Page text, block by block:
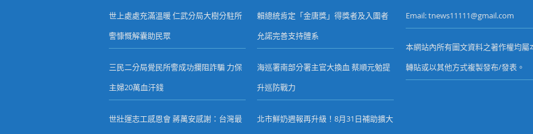
世上處處充滿溫暖 仁武分局大樹分駐所
警慷慨解囊助民眾
三民二分局覺民所警成功攔阻詐騙 力保
主婦20萬血汗錢
世壯運志工感恩會 蔣萬安感謝：台灣最
賴總統肯定「金唐獎」得獎者及入圍者
允諾完善支持體系
海巡署南部分署主官大換血 蔡順元勉提
升巡防戰力
北市鮮奶週報再升級！8月31日補助擴大
Email: tnews11111@gmail.com
本網站內所有圖文資料之著作權均
轉貼或以其他方式複製發布/發表。